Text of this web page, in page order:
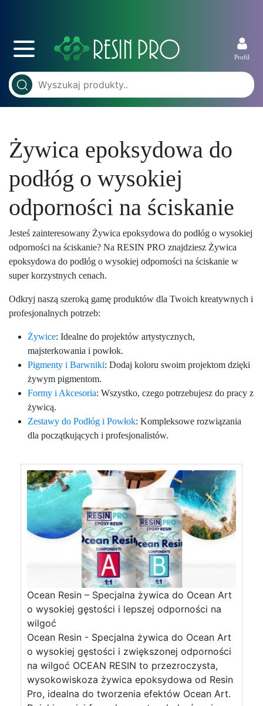
Profil
Żywica epoksydowa do
podłóg o wysokiej
odporności na ściskanie
Jesteś zainteresowany Żywica epoksydowa do podłóg o wysokiej
odporności na ściskanie? Na RESIN PRO znajdziesz Żywica
epoksydowa do podłóg o wysokiej odporności na ściskanie w
super korzystnych cenach.
Odkryj naszą szeroką gamę produktów dla Twoich kreatywnych i
profesjonalnych potrzeb:
Żywice: Idealne do projektów artystycznych,
majsterkowania i powłok.
Pigmenty i Barwniki: Dodaj koloru swoim projektom dzięki
żywym pigmentom.
Formy i Akcesoria: Wszystko, czego potrzebujesz do pracy z
żywicą.
Zestawy do Podłóg i Powłok: Kompleksowe rozwiązania
dla początkujących i profesjonalistów.
Ocean Resin – Specjalna żywica do Ocean Art
o wysokiej gęstości i lepszej odporności na
wilgoć
Ocean Resin - Specjalna żywica do Ocean Art
o wysokiej gęstości i zwiększonej odporności
na wilgoć OCEAN RESIN to przezroczysta,
wysokowiskoza żywica epoksydowa od Resin
Pro, idealna do tworzenia efektów Ocean Art.